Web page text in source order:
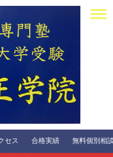
セス 合格実績 無料個別相